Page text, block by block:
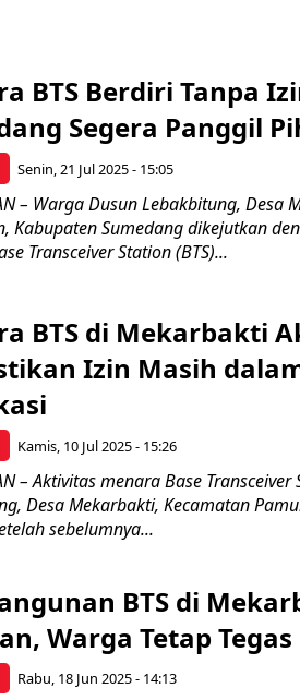
BTS Berdiri Tanpa
Segera Panggil
Senin, 21 Jul 2025 - 15:05
– Warga Dusun Lebakbitung, Desa
Kabupaten Sumedang dikejutkan
Transceiver Station (BTS)...
BTS di Mekarbakti
Izin Masih
Kamis, 10 Jul 2025 - 15:26
– Aktivitas menara Base Transceiver
Desa Mekarbakti, Kecamatan
sebelumnya...
BTS di
Warga Tetap
Rabu, 18 Jun 2025 - 14:13